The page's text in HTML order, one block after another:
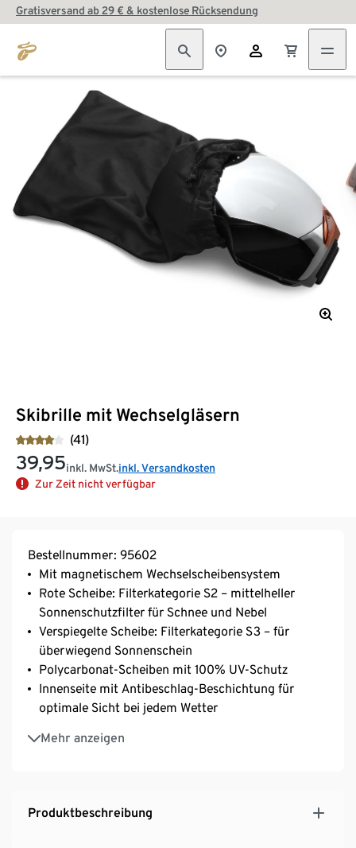
Gratisversand ab 29 € & kostenlose Rücksendung
Skibrille mit Wechselgläsern
(41)
39,95inkl. MwSt.inkl. Versandkosten
Zur Zeit nicht verfügbar
Bestellnummer: 95602
Mit magnetischem Wechselscheibensystem
Rote Scheibe: Filterkategorie S2 – mittelheller
Sonnenschutzfilter für Schnee und Nebel
Verspiegelte Scheibe: Filterkategorie S3 – für
überwiegend Sonnenschein
Polycarbonat-Scheiben mit 100% UV-Schutz
Innenseite mit Antibeschlag-Beschichtung für
optimale Sicht bei jedem Wetter
Mehr anzeigen
Mit Schaumstoffpolsterung und
Belüftungsöffnungen
Microfaser-Aufbewahrungsbeutel – dient
gleichzeitig als Brillenputztuch
Produktbeschreibung